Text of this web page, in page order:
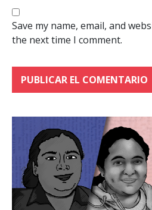
Save my name, email, and
the next time I comment.